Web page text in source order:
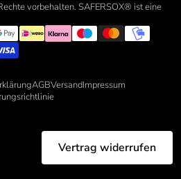
vorbehalten. SAFERSOX® ist eine
AGBVersandImpressum
Vertrag widerrufen